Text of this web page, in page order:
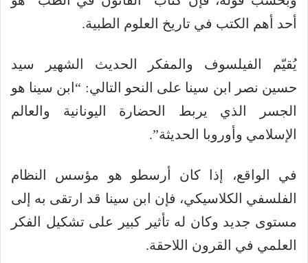
أحد أهم الكتب في تاريخ العلوم الطبية.
يُقيّم الفيلسوف والمفكر الحديث الشهير سيد
حسين نصر ابن سينا ​​على النحو التالي: “ابن سينا ​​هو
الجسر الذي يربط الحضارة اليونانية والعالم
الإسلامي وأوروبا الحديثة”.
في الواقع، إذا كان أرسطو هو مؤسس النظام
الفلسفي الكلاسيكي، فإن ابن سينا ​​قد ارتقى به إلى
مستوى جديد وكان له تأثير كبير على تشكيل الفكر
العلمي في القرون اللاحقة.